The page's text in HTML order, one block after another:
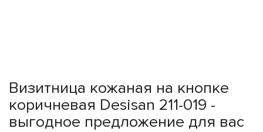
Визитница кожаная на кнопке
коричневая Desisan 211-019 -
выгодное предложение для вас